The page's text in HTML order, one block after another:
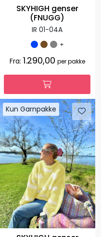
SKYHIGH genser
(FNUGG)
IR 01-04A
+
Fra: 1.290,00 per pakke
Kun Garnpakke